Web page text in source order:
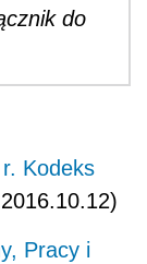
do
Kodeks
Pracy i